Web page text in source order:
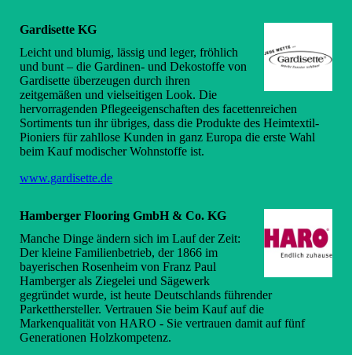
Gardisette KG
Leicht und blumig, lässig und leger, fröhlich
und bunt – die Gardinen- und Dekostoffe von
Gardisette überzeugen durch ihren
zeitgemäßen und vielseitigen Look. Die
hervorragenden Pflegeeigenschaften des facettenreichen
Sortiments tun ihr übriges, dass die Produkte des Heimtextil-
Pioniers für zahllose Kunden in ganz Europa die erste Wahl
beim Kauf modischer Wohnstoffe ist.
www.gardisette.de
Hamberger Flooring GmbH & Co. KG
Manche Dinge ändern sich im Lauf der Zeit:
Der kleine Familienbetrieb, der 1866 im
bayerischen Rosenheim von Franz Paul
Hamberger als Ziegelei und Sägewerk
gegründet wurde, ist heute Deutschlands führender
Parketthersteller. Vertrauen Sie beim Kauf auf die
Markenqualität von HARO - Sie vertrauen damit auf fünf
Generationen Holzkompetenz.